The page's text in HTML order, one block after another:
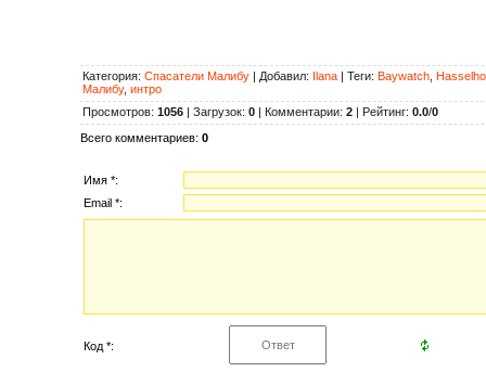
Категория: Спасатели Малибу | Добавил: Ilana | Теги: Baywatch
Малибу, интро
Просмотров: 1056 | Загрузок: 0 | Комментарии: 2 | Рейтинг: 0.0/0
Всего комментариев: 0
Имя *:
Email *:
Код *: